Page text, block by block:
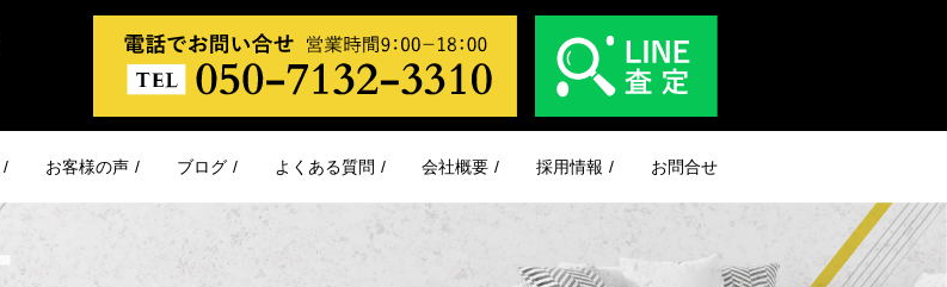
お客様の声 ブログ よくある質問 会社概要 採用情報 お問合せ